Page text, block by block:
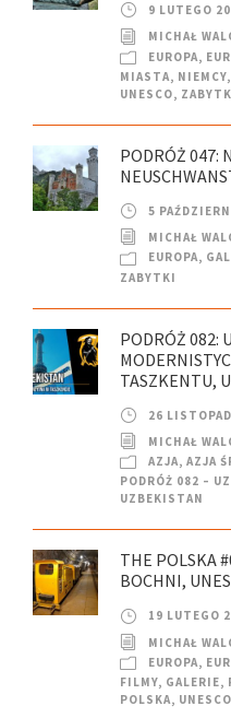
9 LUTEGO
MICHAŁ
EUROPA,
MIASTA, NIEMCY,
UNESCO,
PODRÓŻ 047:
5
MICHAŁ
EUROPA,
ZABYTKI
PODRÓŻ 082:
TASZKENTU,
26
MICHAŁ
AZJA, AZJA
PODRÓŻ 082 –
UZBEKISTAN
THE POLSKA
BOCHNI,
19 LUTEGO
MICHAŁ
EUROPA,
FILMY, GALERIE,
POLSKA, UNESCO